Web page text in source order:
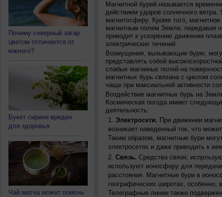
Почему северный загар
цветом отличается от
южного?
Букет сирени вреден
для здоровья
Чай матча может помочь
Магнитной бурей называется
действием ударов солнечного ветра.
магнитосферу. Кроме того,
магнитным полем Земли, передавая
приводит к ускорению движения
электрических течений.
Возмущения, вызывающие бурю,
представлять собой
слабых магниных полей на
магнитных бурь связана с циклом
чаще при максиальной активности
Воздействие магнитных бурь на
Космическая погода иммет
деятельность:
Электросети. При движении
возникает наведенный ток, что
Таким образом, магнитные бури
электросетях и даже приводить к
Связь. Средства связи,
используют ионосферу для
расстояния. Магнитные бури в
географических широтах,
Телеграфные линии также